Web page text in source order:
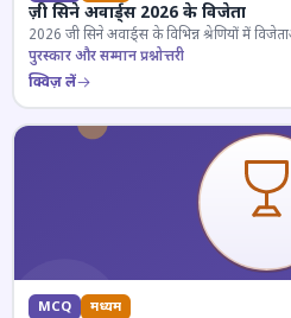
ज़ी सिने अवार्ड्स 2026 के विजेता
2026 जी सिने अवार्ड्स के विभिन्न श्रेणियों में
पुरस्कार और सम्मान प्रश्नोत्तरी
क्विज़ लें
MCQ मध्यम